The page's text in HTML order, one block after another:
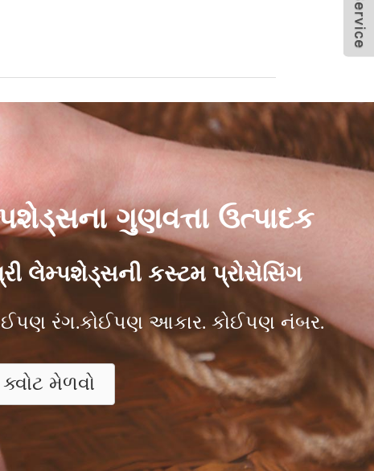
ગુણવત્તા ઉત્પાદક
લેમ્પશેડ્સની કસ્ટમ પ્રોસેસિંગ
રંગ.કોઈપણ આકાર. કોઈપણ નંબર.
મેળવો